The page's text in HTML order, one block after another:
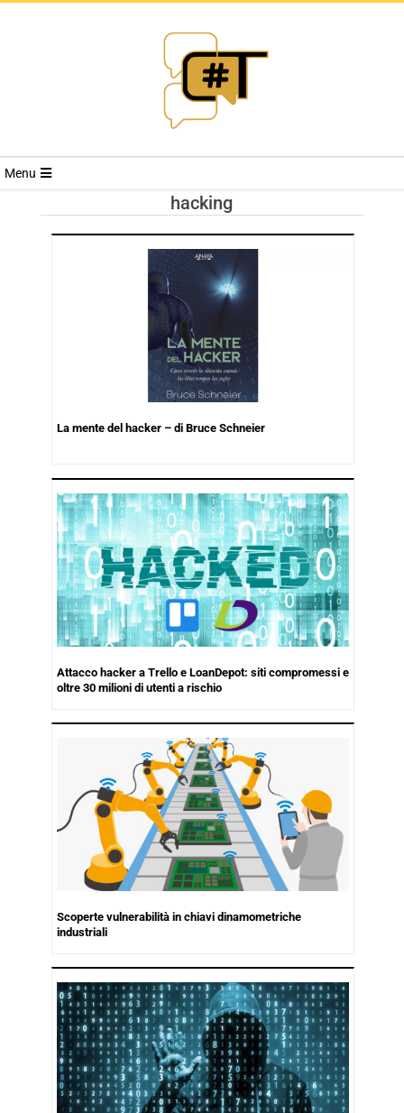
RIVISTA
TRENDS
Menu
hacking
La mente del hacker – di Bruce Schneier
Attacco hacker a Trello e LoanDepot: siti compromessi e
oltre 30 milioni di utenti a rischio
Scoperte vulnerabilità in chiavi dinamometriche
industriali